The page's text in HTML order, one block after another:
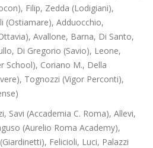
Filip, Zedda (Lodigiani),
(Ostiamare), Adduocchio,
Avallone, Barna, Di Santo,
Di Gregorio (Savio), Leone,
School), Coriano M., Della
Tognozzi (Vigor Perconti),
Savi (Accademia C. Roma), Allevi,
(Aurelio Roma Academy),
Felicioli, Luci, Palazzi